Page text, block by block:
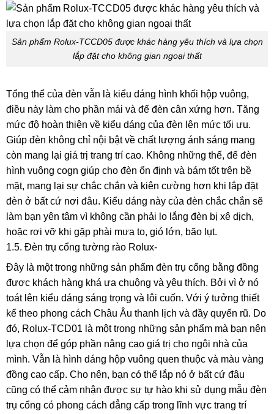
Sản phẩm Rolux-TCCD05 được khác hàng yêu thích và lựa chọn
lắp đặt cho không gian ngoại thất
Tổng thể của đèn vẫn là kiểu dáng hình khối hộp vuông,
điều này làm cho phần mái và đế đèn cân xứng hơn. Tăng
mức độ hoàn thiện về kiểu dáng của đèn lên mức tối ưu.
Giúp đèn không chỉ nội bật về chất lượng ánh sáng mang
còn mang lại giá trị trang trí cao. Không những thế, đế đèn
hình vuông cogn giúp cho đèn ổn định và bám tốt trên bề
mặt, mang lại sự chắc chắn và kiên cường hơn khi lắp đặt
đèn ở bất cứ nơi đâu. Kiểu dáng này của đèn chắc chắn sẽ
làm bạn yên tâm vì không cần phải lo lắng đèn bị xê dịch,
hoặc rơi vỡ khi gặp phài mưa to, gió lớn, bão lụt.
1.5. Đèn trụ cổng tường rào Rolux-
Đây là một trong những sản phẩm đèn trụ cổng bằng đồng
được khách hàng khá ưa chuộng và yêu thích. Bởi vì ở nó
toát lên kiểu dáng sáng trọng và lôi cuốn. Với ý tưởng thiết
kế theo phong cách Châu Âu thanh lịch và đầy quyến rũ. Do
đó, Rolux-TCD01 là một trong những sản phẩm mà bạn nên
lựa chọn để góp phần nâng cao giá trị cho ngôi nhà của
mình. Vẫn là hình dáng hộp vuông quen thuộc và màu vàng
đồng cao cấp. Cho nên, bạn có thể lắp nó ở bất cứ đâu
cũng có thể cảm nhận được sự tự hào khi sử dụng mẫu đèn
trụ cổng có phong cách đẳng cấp trong lĩnh vực trang trí